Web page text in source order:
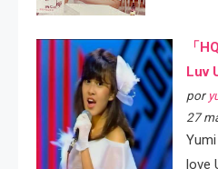
「
Luv
por
27
love